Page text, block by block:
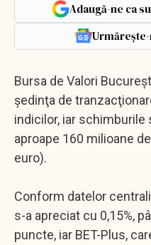
Adaugă-ne ca
Urmărește-
Bursa de Valori
şedinţa de
indicilor, iar schimburile
aproape 160 milioane
euro).
Conform datelor
s-a apreciat cu 0,15%,
puncte, iar BET-Plus,